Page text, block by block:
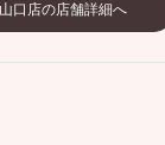
山口店の店舗詳細へ